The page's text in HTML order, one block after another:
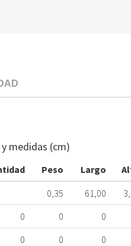
medidas (cm)
Peso Largo
0,35 61,00
0 0 0
0 0 0